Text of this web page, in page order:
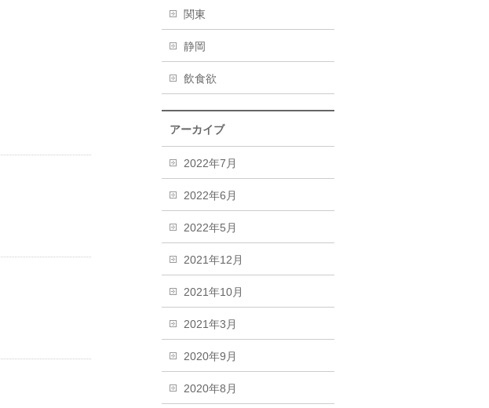
関東
静岡
飲食欲
アーカイブ
2022年7月
2022年6月
2022年5月
2021年12月
2021年10月
2021年3月
2020年9月
2020年8月